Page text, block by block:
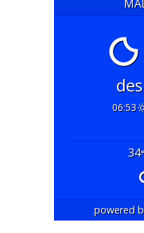
06:53
34
powered